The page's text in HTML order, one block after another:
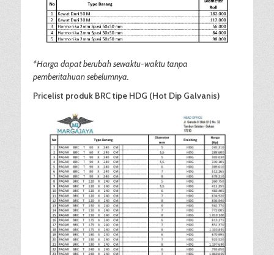
*Harga dapat berubah sewaktu-waktu tanpa
pemberitahuan sebelumnya.
Pricelist produk BRC tipe HDG (Hot Dip Galvanis)